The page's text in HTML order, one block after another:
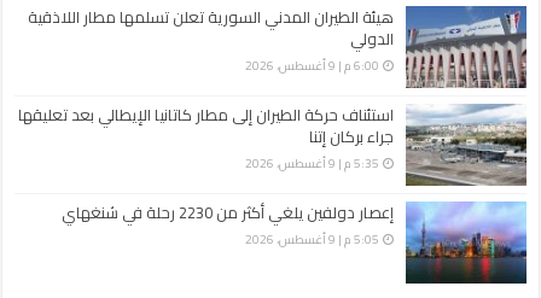
هيئة الطيران المدني السورية تعلن تسلمها مطار اللاذقية
الدولي
6:00 م | 9 أغسطس، 2026
استئناف حركة الطيران إلى مطار كاتانيا الإيطالي بعد تعليقها
جراء بركان إتنا
5:35 م | 9 أغسطس، 2026
إعصار دولفين يلغي أكثر من 2230 رحلة في شنغهاي
5:05 م | 9 أغسطس، 2026